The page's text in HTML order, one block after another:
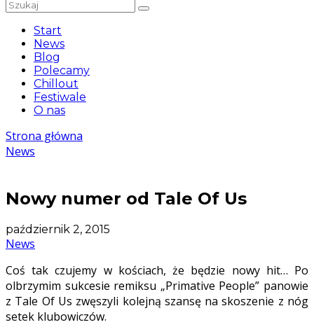
Start
News
Blog
Polecamy
Chillout
Festiwale
O nas
Strona główna
News
Nowy numer od Tale Of Us
październik 2, 2015
News
Coś tak czujemy w kościach, że będzie nowy hit… Po
olbrzymim sukcesie remiksu „Primative People” panowie
z Tale Of Us zwęszyli kolejną szansę na skoszenie z nóg
setek klubowiczów.